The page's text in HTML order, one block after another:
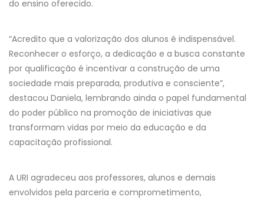
do ensino oferecido.
“Acredito que a valorização dos alunos é indispensável.
Reconhecer o esforço, a dedicação e a busca constante
por qualificação é incentivar a construção de uma
sociedade mais preparada, produtiva e consciente”,
destacou Daniela, lembrando ainda o papel fundamental
do poder público na promoção de iniciativas que
transformam vidas por meio da educação e da
capacitação profissional.
A URI agradeceu aos professores, alunos e demais
envolvidos pela parceria e comprometimento,